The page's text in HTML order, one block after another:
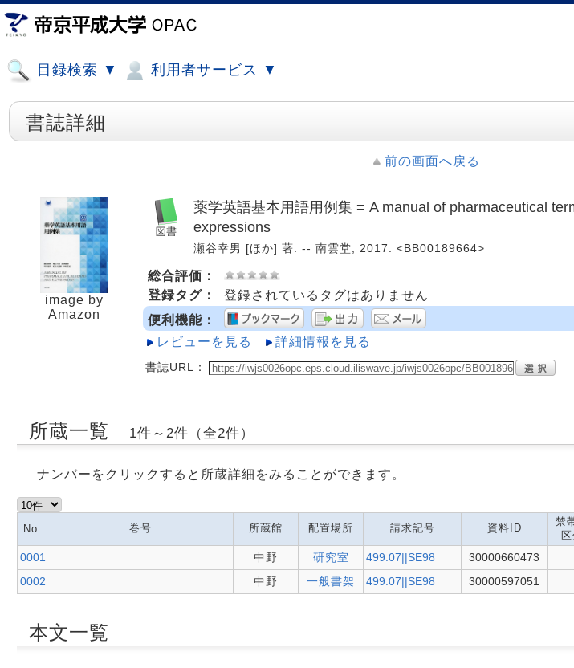
目録検索 ▼ 利用者サービス ▼
書誌詳細
前の画面へ戻る
image by
Amazon
薬学英語基本用語用例集 = A manual of pharmaceutical
expressions
瀬谷幸男 [ほか] 著. -- 南雲堂, 2017. <BB00189664>
総合評価：
登録タグ：
登録されているタグはありません
便利機能：
レビューを見る
詳細情報を見る
書誌URL：
所蔵一覧 1件～2件（全2件）
ナンバーをクリックすると所蔵詳細をみることができます。
No. 巻号 所蔵館 配置場所 請求記号 資料ID
禁
0001 中野 研究室 499.07||SE98 30000660473
0002
中野 一般書架 499.07||SE98 30000597051
本文一覧